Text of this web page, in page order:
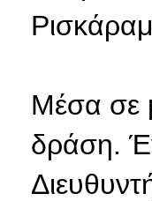
Μέσα σε
δράση.